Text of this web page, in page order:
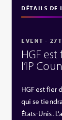
DÉTAILS DE
EVENT -
HGF
l’IP
HGF est fier
qui se
États‑Unis.